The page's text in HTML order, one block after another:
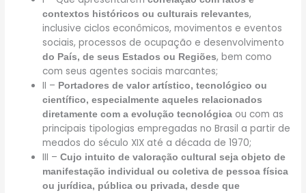
contextos históricos ou culturais relevantes,
inclusive ciclos econômicos, movimentos e eventos
sociais, processos de ocupação e desenvolvimento
do País, de seus Estados ou Regiões, bem como
com seus agentes sociais marcantes;
II – Portadores de valor artístico, tecnológico ou
científico, especialmente aqueles relacionados
diretamente com a evolução tecnológica ou com as
principais tipologias empregadas no Brasil a partir de
meados do século XIX até a década de 1970;
III –Cujo intuito de valoração cultural seja objeto de
manifestação individual ou coletiva de pessoa física
ou jurídica, pública ou privada, desde que